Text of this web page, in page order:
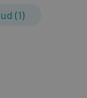
(1)